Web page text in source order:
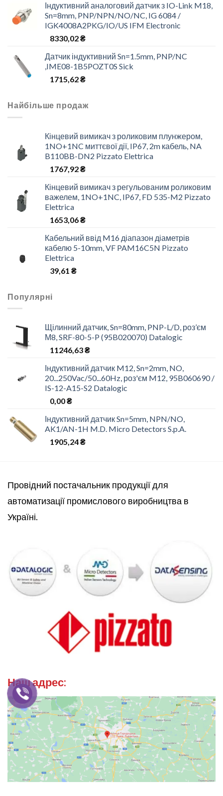
Індуктивний аналоговий датчик з IO-Link M18,
Sn=8mm, PNP/NPN/NO/NC, IG 6084 /
IGK4008A2PKG/IO/US IFM Electronic
8330,02₴
Датчик індуктивний Sn=1.5mm, PNP/NC
,IME08-1B5POZT0S Sick
1715,62₴
Найбільше продаж
Кінцевий вимикач з роликовим плунжером,
1NO+1NC миттєвої дії, IP67, 2m кабель, NA
B110BB-DN2 Pizzato Elettrica
1767,92₴
Кінцевий вимикач з регульованим роликовим
важелем, 1NO+1NC, IP67, FD 535-M2 Pizzato
Elettrica
1653,06₴
Кабельний ввід M16 діапазон діаметрів
кабелю 5-10mm, VF PAM16C5N Pizzato
Elettrica
39,61 ₴
Популярні
Щілинний датчик, Sn=80mm, PNP-L/D, роз’єм
М8, SRF-80-5-P (95B020070) Datalogic
11246,63₴
Індуктивний датчик M12, Sn=2mm, NO,
20...250Vac/50...60Hz, роз'єм M12, 95B060690 /
IS-12-A15-S2 Datalogic
0,00₴
Індуктивний датчик Sn=5mm, NPN/NO,
AK1/AN-1H M.D. Micro Detectors S.p.A.
1905,24₴
Провідний постачальник продукції для
автоматизації промислового виробництва в
Україні.
Наш адрес: